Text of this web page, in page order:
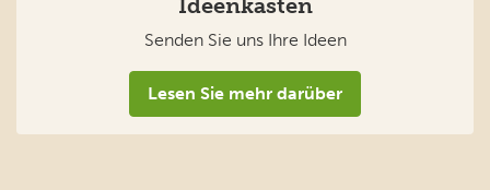
Senden Sie uns Ihre Ideen
Lesen Sie mehr darüber